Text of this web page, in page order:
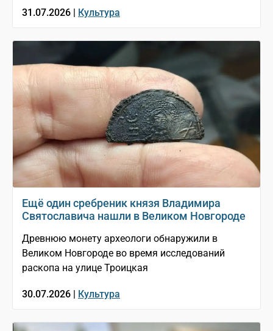
31.07.2026 | Культура
Ещё один сребреник князя Владимира
Святославича нашли в Великом Новгороде
Древнюю монету археологи обнаружили в
Великом Новгороде во время исследований
раскопа на улице Троицкая
30.07.2026 | Культура